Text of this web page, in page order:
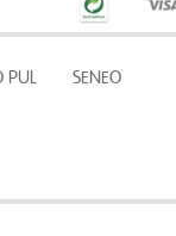
PUL SENEO